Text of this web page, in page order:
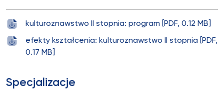
kulturoznawstwo II stopnia: program [PDF, 0.12 MB]
efekty kształcenia: kulturoznawstwo II stopnia [PDF,
0.17 MB]
Specjalizacje